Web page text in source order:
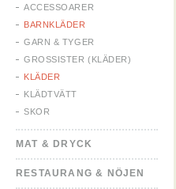
ACCESSOARER
BARNKLÄDER
GARN & TYGER
GROSSISTER (KLÄDER)
KLÄDER
KLÄDTVÄTT
SKOR
MAT & DRYCK
RESTAURANG & NÖJEN